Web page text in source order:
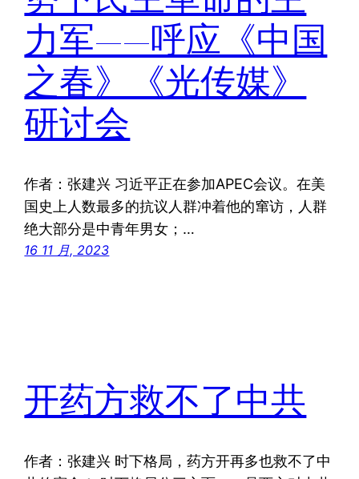
力军——呼应《中国
之春》《光传媒》
研讨会
作者：张建兴 习近平正在参加APEC会议。在美
国史上人数最多的抗议人群冲着他的窜访，人群
绝大部分是中青年男女；…
16 11 月, 2023
开药方救不了中共
作者：张建兴 时下格局，药方开再多也救不了中